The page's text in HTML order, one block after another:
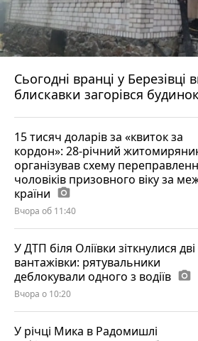
Сьогодні вранці у Березівці
блискавки загорівся будинок
15 тисяч доларів за «квиток за
кордон»: 28-річний
організував схему
чоловіків призовного віку за
країни photo_camera
Вчора об 11:40
У ДТП біля Оліївки зіткнулися дві
вантажівки: рятувальники
деблокували одного з водіїв photo_camera
Вчора о 10:20
У річці Мика в Радомишлі